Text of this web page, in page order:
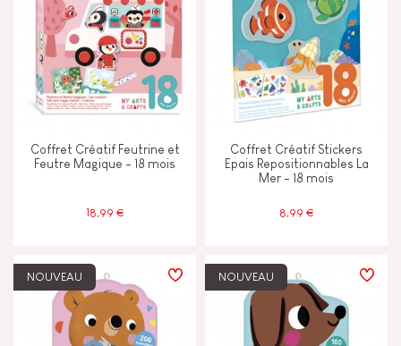
Découvrir & expérimenter
Echanger & partager
Imaginer inventer & créer
Lire écrire & compter
CARACTÉRISTIQUES
Coffret Créatif Feutrine et
Feutre Magique - 18 mois
18,99 €
Coffret Créatif Stickers
Epais Repositionnables La
Mer - 18 mois
8,99 €
NOUVEAU NOUVEAU